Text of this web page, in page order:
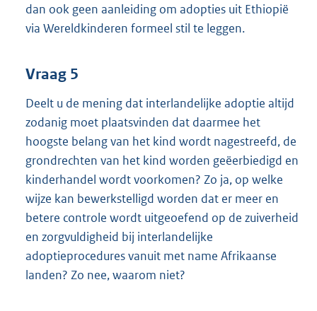
dan ook geen aanleiding om adopties uit Ethiopië
via Wereldkinderen formeel stil te leggen.
Vraag 5
Deelt u de mening dat interlandelijke adoptie altijd
zodanig moet plaatsvinden dat daarmee het
hoogste belang van het kind wordt nagestreefd, de
grondrechten van het kind worden geëerbiedigd en
kinderhandel wordt voorkomen? Zo ja, op welke
wijze kan bewerkstelligd worden dat er meer en
betere controle wordt uitgeoefend op de zuiverheid
en zorgvuldigheid bij interlandelijke
adoptieprocedures vanuit met name Afrikaanse
landen? Zo nee, waarom niet?